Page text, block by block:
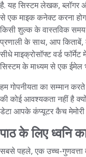
है. यह सिस्टम लेखक, ब्लॉगर
से एक माइक कनेक्ट करना
किसी शुल्क के वास्तविक
प्रणाली के साथ, आप
सीधे माइक्रोसॉफ्ट वर्ड
सिस्टम के माध्यम से एक
हम गोपनीयता का सम्मान
की कोई आवश्यकता नहीं है
डेटा आपके कंप्यूटर कैच मेमोरी
पाठ के लिए ध्वनि
सबसे पहले, एक उच्च-गुणवत्ता